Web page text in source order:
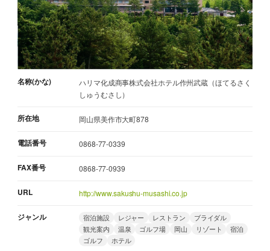
名称(かな)
ハリマ化成商事株式会社ホテル作州武蔵（ほてるさく
しゅうむさし）
所在地 岡山県美作市大町878
電話番号 0868-77-0339
FAX番号 0868-77-0939
URL http://www.sakushu-musashi.co.jp
ジャンル 宿泊施設 レジャー レストラン
ブライダル
観光案内
温泉 ゴルフ場 岡山 リゾート
宿泊
ゴルフ
ホテル